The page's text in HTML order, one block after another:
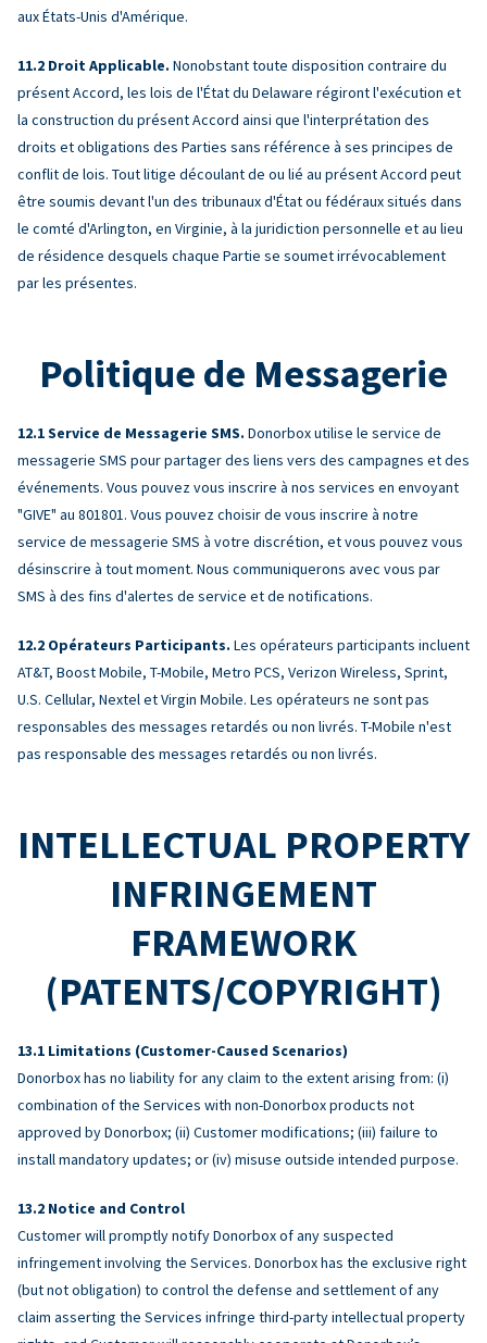
aux États-Unis d'Amérique.
Droit Applicable. Nonobstant toute disposition contraire du
présent Accord, les lois de l'État du Delaware régiront l'exécution et
la construction du présent Accord ainsi que l'interprétation des
droits et obligations des Parties sans référence à ses principes de
conflit de lois. Tout litige découlant de ou lié au présent Accord peut
être soumis devant l'un des tribunaux d'État ou fédéraux situés dans
le comté d'Arlington, en Virginie, à la juridiction personnelle et au lieu
de résidence desquels chaque Partie se soumet irrévocablement
par les présentes.
Politique de Messagerie
Service de Messagerie SMS. Donorbox utilise le service de
messagerie SMS pour partager des liens vers des campagnes et des
événements. Vous pouvez vous inscrire à nos services en envoyant
"GIVE" au 801801. Vous pouvez choisir de vous inscrire à notre
service de messagerie SMS à votre discrétion, et vous pouvez vous
désinscrire à tout moment. Nous communiquerons avec vous par
SMS à des fins d'alertes de service et de notifications.
Opérateurs Participants. Les opérateurs participants incluent
AT&T, Boost Mobile, T-Mobile, Metro PCS, Verizon Wireless, Sprint,
U.S. Cellular, Nextel et Virgin Mobile. Les opérateurs ne sont pas
responsables des messages retardés ou non livrés. T-Mobile n'est
pas responsable des messages retardés ou non livrés.
INTELLECTUAL PROPERTY
INFRINGEMENT
FRAMEWORK
(PATENTS/COPYRIGHT)
Limitations (Customer-Caused Scenarios)
Donorbox has no liability for any claim to the extent arising from: (i)
combination of the Services with non-Donorbox products not
approved by Donorbox; (ii) Customer modifications; (iii) failure to
install mandatory updates; or (iv) misuse outside intended purpose.
Notice and Control
Customer will promptly notify Donorbox of any suspected
infringement involving the Services. Donorbox has the exclusive right
(but not obligation) to control the defense and settlement of any
claim asserting the Services infringe third-party intellectual property